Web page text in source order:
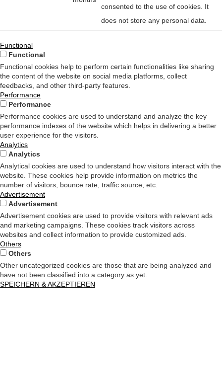
consented to the use of cookies. It
does not store any personal data.
Functional
Functional
Functional cookies help to perform certain functionalities like sharing
the content of the website on social media platforms, collect
feedbacks, and other third-party features.
Performance
Performance
Performance cookies are used to understand and analyze the key
performance indexes of the website which helps in delivering a better
user experience for the visitors.
Analytics
Analytics
Analytical cookies are used to understand how visitors interact with the
website. These cookies help provide information on metrics the
number of visitors, bounce rate, traffic source, etc.
Advertisement
Advertisement
Advertisement cookies are used to provide visitors with relevant ads
and marketing campaigns. These cookies track visitors across
websites and collect information to provide customized ads.
Others
Others
Other uncategorized cookies are those that are being analyzed and
have not been classified into a category as yet.
SPEICHERN & AKZEPTIEREN